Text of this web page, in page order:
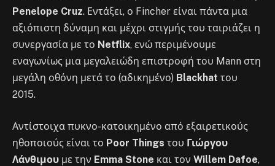
Penelope Cruz. Εντάξει, ο Fincher είναι πάντα μια
αξιόπιστη δύναμη και μέχρι στιγμής του ταιριάζει η
συνεργασία με το Netflix, ενώ περιμένουμε
εναγωνίως μια μεγαλειώδη επιστροφή του Mann στη
μεγάλη οθόνη μετά το (αδικημένο) Blackhat του
2015.
Αντίστοιχα πυκνο-κατοικημένο από εξαιρετικούς
ηθοποιούς είναι το Poor Things του Γιώργου
Λάνθιμου με την Emma Stone και τον Willem Dafoe,